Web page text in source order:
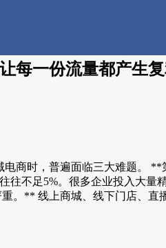
每一份流量都产生
商时，普遍面临三大难题。
往不足5%。很多企业投入大量
。** 线上商城、线下门店、